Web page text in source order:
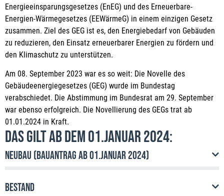
Energieeinsparungsgesetzes (EnEG) und des Erneuerbare-
Energien-Wärmegesetzes (EEWärmeG) in einem einzigen Gesetz
zusammen. Ziel des GEG ist es, den Energiebedarf von Gebäuden
zu reduzieren, den Einsatz erneuerbarer Energien zu fördern und
den Klimaschutz zu unterstützen.
Am 08. September 2023 war es so weit: Die Novelle des
Gebäudeenergiegesetzes (GEG) wurde im Bundestag
verabschiedet. Die Abstimmung im Bundesrat am 29. September
war ebenso erfolgreich. Die Novellierung des GEGs trat ab
01.01.2024 in Kraft.
Das gilt ab dem 01.Januar 2024:
Neubau (Bauantrag ab 01.Januar 2024)
Bestand